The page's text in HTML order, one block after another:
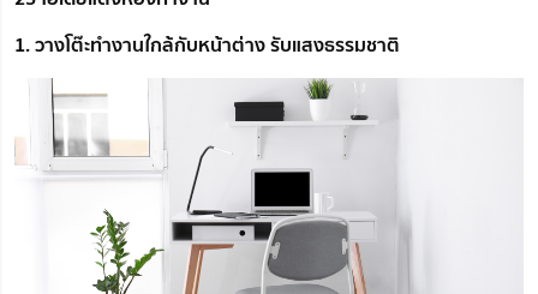
1. วางโต๊ะทำงานใกล้กับหน้าต่าง รับแสงธรรมชาติ